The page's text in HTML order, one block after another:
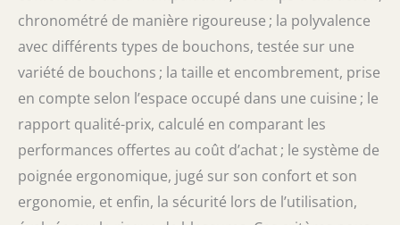
chronométré de manière rigoureuse ; la polyvalence
avec différents types de bouchons, testée sur une
variété de bouchons ; la taille et encombrement, prise
en compte selon l’espace occupé dans une cuisine ; le
rapport qualité-prix, calculé en comparant les
performances offertes au coût d’achat ; le système de
poignée ergonomique, jugé sur son confort et son
ergonomie, et enfin, la sécurité lors de l’utilisation,